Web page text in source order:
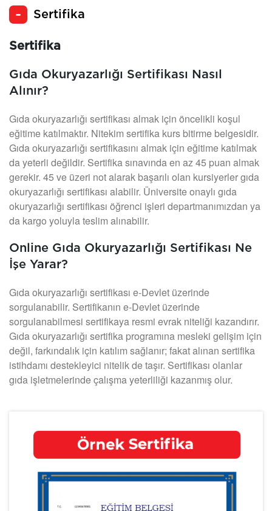
Sertifika
Sertifika
Gıda Okuryazarlığı Sertifikası Nasıl
Alınır?
Gıda okuryazarlığı sertifikası almak için öncelikli koşul
eğitime katılmaktır. Nitekim sertifika kurs bitirme belgesidir.
Gıda okuryazarlığı sertifikasını almak için eğitime katılmak
da yeterli değildir. Sertifika sınavında en az 45 puan almak
gerekir. 45 ve üzeri not alarak başarılı olan kursiyerler gıda
okuryazarlığı sertifikası alabilir. Üniversite onaylı gıda
okuryazarlığı sertifikası öğrenci işleri departmanımızdan ya
da kargo yoluyla teslim alınabilir.
Online Gıda Okuryazarlığı Sertifikası Ne
İşe Yarar?
Gıda okuryazarlığı sertifikası e-Devlet üzerinde
sorgulanabilir. Sertifikanın e-Devlet üzerinde
sorgulanabilmesi sertifikaya resmi evrak niteliği kazandırır.
Gıda okuryazarlığı sertifika programına mesleki gelişim için
değil, farkındalık için katılım sağlanır; fakat alınan sertifika
istihdamı destekleyici nitelik de taşır. Sertifikası olanlar
gıda işletmelerinde çalışma yeterliliği kazanmış olur.